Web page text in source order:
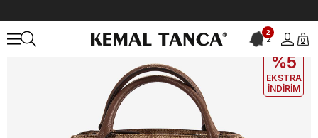
2
2 0
EKLE5
%5
EKSTRA
İNDİRİM